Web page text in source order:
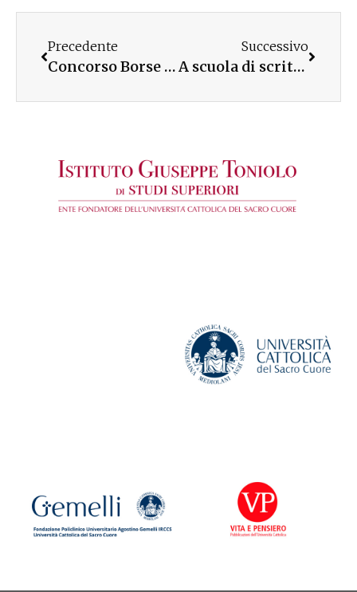
Precedente
Concorso Borse di studio per Merito: i nomi delle vincitrici e dei vincitori
Successivo
A scuola di scrittura creativa con il Lecco Film Fest